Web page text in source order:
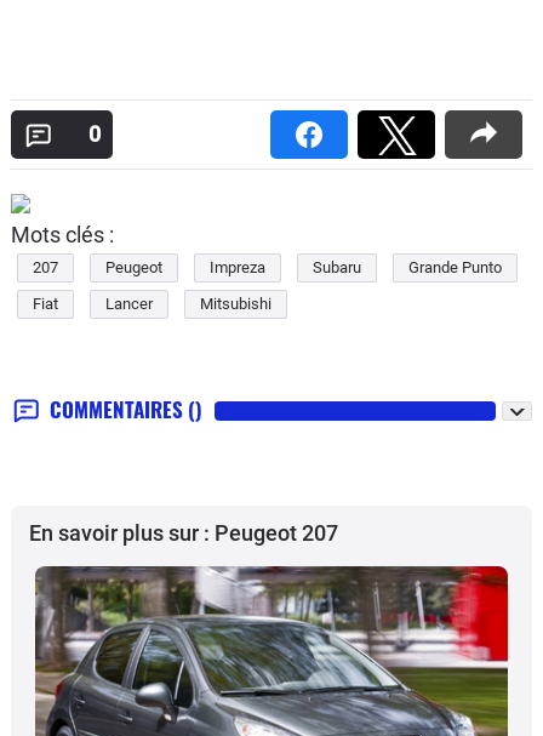
0
Mots clés :
207 Peugeot Impreza Subaru
Grande Punto
Fiat
Lancer Mitsubishi
COMMENTAIRES ()
En savoir plus sur : Peugeot 207